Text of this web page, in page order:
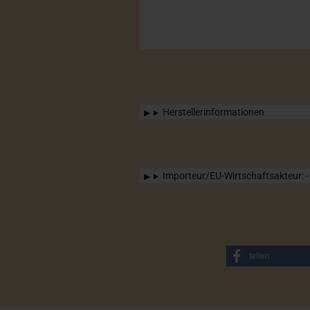
Herstellerinformationen
Importeur/EU-Wirtschaftsakteur: -
teilen